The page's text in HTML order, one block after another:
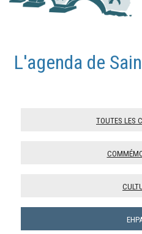
L'agenda de
Toutes les